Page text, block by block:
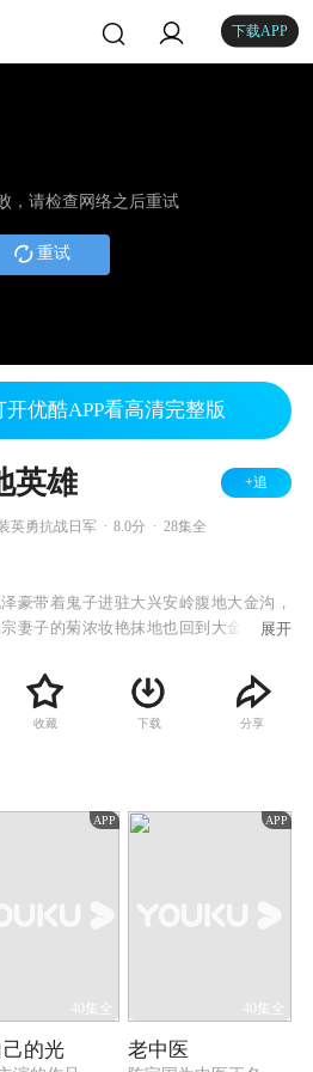
下载APP
，请检查网络之后重试
重试
优酷APP看高清完整版
英雄 +追
英勇抗战日军 8.0分 28集全
泽豪带着鬼子进驻大兴安岭腹地大金沟，
妻子的菊浓妆艳抹地也回到大金沟，为
鲁大的夺妻之恨，在父亲逝世后，倾尽
灭土匪鲁大，但在民族大义面前，鲁大
抛弃个人恩怨，携手勇闯日本鬼子的大本
血性，有了侠骨柔肠，有了英雄豪气。
展开
收藏 下载 分享
APP
40集全
的光
APP
40集全
老中医